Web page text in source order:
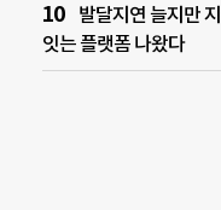
발달지연 늘지만
잇는 플랫폼 나왔다